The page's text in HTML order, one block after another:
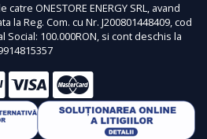
ONESTORE ENERGY SRL, avand
la Reg. Com. cu Nr. J200801448409, cod
Social: 100.000RON, si cont deschis la